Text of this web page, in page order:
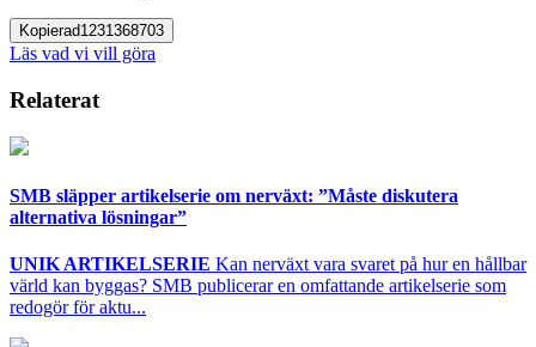
Kopierad1231368703
Läs vad vi vill göra
Relaterat
SMB släpper artikelserie om nerväxt: ”Måste diskutera
alternativa lösningar”
UNIK ARTIKELSERIE Kan nerväxt vara svaret på hur en hållbar
värld kan byggas? SMB publicerar en omfattande artikelserie som
redogör för aktu...